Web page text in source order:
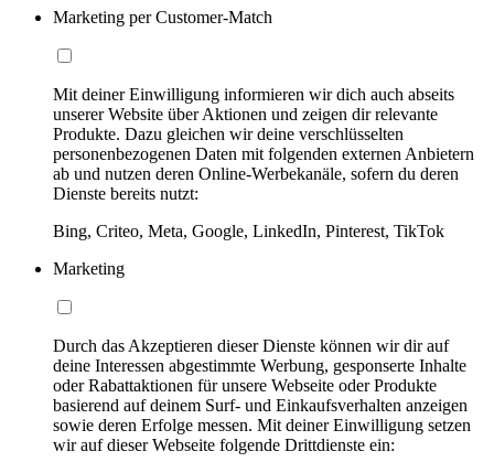
Marketing per Customer-Match
Mit deiner Einwilligung informieren wir dich auch abseits
unserer Website über Aktionen und zeigen dir relevante
Produkte. Dazu gleichen wir deine verschlüsselten
personenbezogenen Daten mit folgenden externen Anbietern
ab und nutzen deren Online-Werbekanäle, sofern du deren
Dienste bereits nutzt:
Bing, Criteo, Meta, Google, LinkedIn, Pinterest, TikTok
Marketing
Durch das Akzeptieren dieser Dienste können wir dir auf
deine Interessen abgestimmte Werbung, gesponserte Inhalte
oder Rabattaktionen für unsere Webseite oder Produkte
basierend auf deinem Surf- und Einkaufsverhalten anzeigen
sowie deren Erfolge messen. Mit deiner Einwilligung setzen
wir auf dieser Webseite folgende Drittdienste ein: